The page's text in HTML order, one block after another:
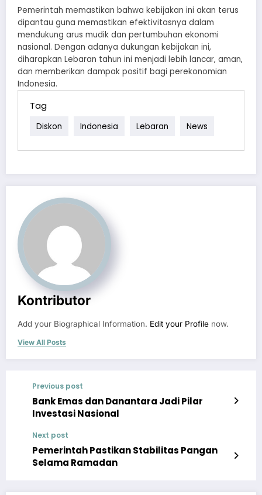
Pemerintah memastikan bahwa kebijakan ini akan terus
dipantau guna memastikan efektivitasnya dalam
mendukung arus mudik dan pertumbuhan ekonomi
nasional. Dengan adanya dukungan kebijakan ini,
diharapkan Lebaran tahun ini menjadi lebih lancar, aman,
dan memberikan dampak positif bagi perekonomian
Indonesia.
Tag
Diskon Indonesia Lebaran News
Kontributor
Add your Biographical Information. Edit your Profile now.
View All Posts
Previous post
Bank Emas dan Danantara Jadi Pilar
Investasi Nasional
Next post
Pemerintah Pastikan Stabilitas Pangan
Selama Ramadan